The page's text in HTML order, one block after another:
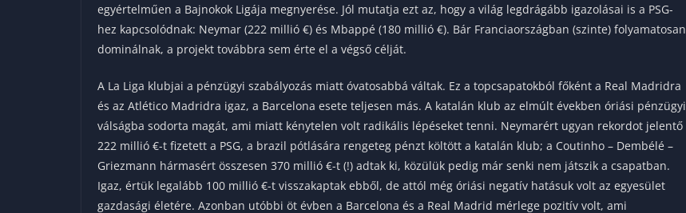
egyértelműen a Bajnokok Ligája megnyerése. Jól mutatja ezt az, hogy a világ legdrágább igazolásai is a PSG-
hez kapcsolódnak: Neymar (222 millió €) és Mbappé (180 millió €). Bár Franciaországban (szinte) folyamatosan
dominálnak, a projekt továbbra sem érte el a végső célját.
A La Liga klubjai a pénzügyi szabályozás miatt óvatosabbá váltak. Ez a topcsapatokból főként a Real Madridra
és az Atlético Madridra igaz, a Barcelona esete teljesen más. A katalán klub az elmúlt években óriási pénzügyi
válságba sodorta magát, ami miatt kénytelen volt radikális lépéseket tenni. Neymarért ugyan rekordot jelentő
222 millió €-t fizetett a PSG, a brazil pótlására rengeteg pénzt költött a katalán klub; a Coutinho – Dembélé –
Griezmann hármasért összesen 370 millió €-t (!) adtak ki, közülük pedig már senki nem játszik a csapatban.
Igaz, értük legalább 100 millió €-t visszakaptak ebből, de attól még óriási negatív hatásuk volt az egyesület
gazdasági életére. Azonban utóbbi öt évben a Barcelona és a Real Madrid mérlege pozitív volt, ami